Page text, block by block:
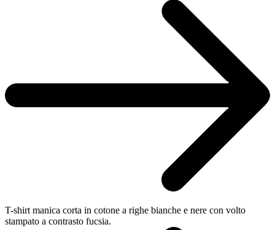
T-shirt manica corta in cotone a righe bianche e nere con volto
stampato a contrasto fucsia.